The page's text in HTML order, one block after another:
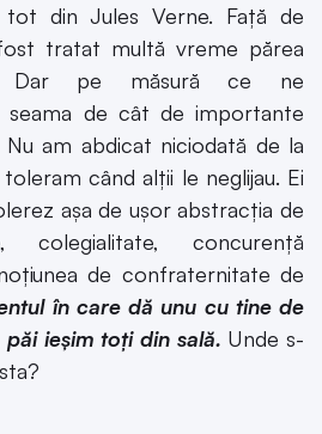
din Jules Verne. Față de
tratat multă vreme părea
Dar pe măsură ce ne
seama de cât de importante
am abdicat niciodată de la
când alții le neglijau. Ei
așa de ușor abstracția de
colegialitate, concurență
de confraternitate de
în care dă unu cu tine de
ieșim toți din sală. Unde s-